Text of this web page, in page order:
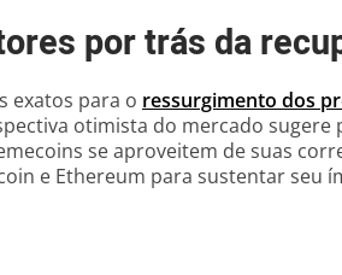
por trás da
exatos para o ressurgimento dos
otimista do mercado
se aproveitem de suas
e Ethereum para sustentar seu